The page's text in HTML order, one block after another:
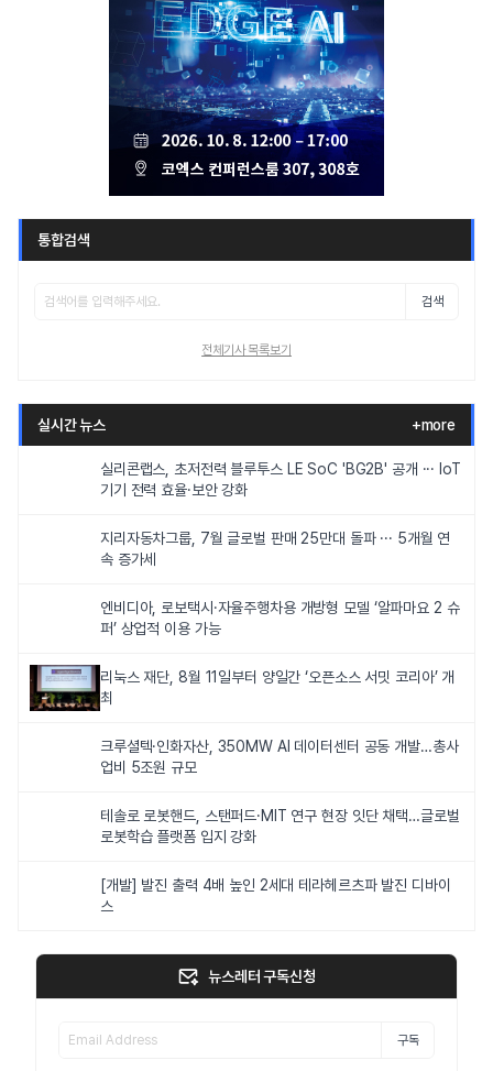
통합검색
검색
전체기사 목록보기
실시간 뉴스 +more
실리콘랩스, 초저전력 블루투스 LE SoC 'BG2B' 공개 ··· IoT
기기 전력 효율·보안 강화
지리자동차그룹, 7월 글로벌 판매 25만대 돌파 ··· 5개월 연
속 증가세
엔비디아, 로보택시·자율주행차용 개방형 모델 ‘알파마요 2 슈
퍼’ 상업적 이용 가능
리눅스 재단, 8월 11일부터 양일간 ‘오픈소스 서밋 코리아’ 개
최
크루셜텍·인화자산, 350MW AI 데이터센터 공동 개발…총사
업비 5조원 규모
테솔로 로봇핸드, 스탠퍼드·MIT 연구 현장 잇단 채택…글로벌
로봇학습 플랫폼 입지 강화
[개발] 발진 출력 4배 높인 2세대 테라헤르츠파 발진 디바이
스
뉴스레터 구독신청
구독